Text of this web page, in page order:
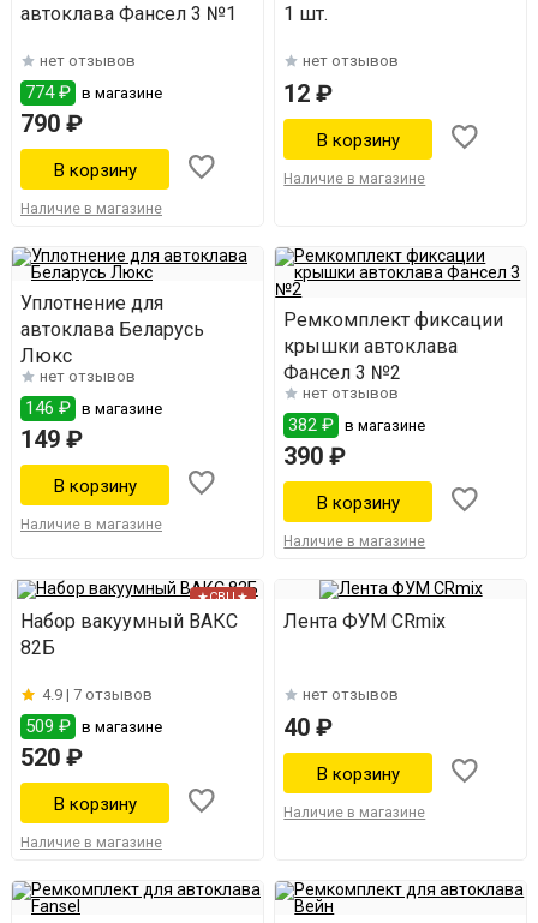
автоклава Фансел 3 №1
нет отзывов
774 ₽ в магазине
790 ₽
Наличие в магазине
1 шт.
нет отзывов
12 ₽
Наличие в магазине
Уплотнение для
автоклава Беларусь
Люкс
нет отзывов
146 ₽ в магазине
149 ₽
Наличие в магазине
Ремкомплект фиксации
крышки автоклава
Фансел 3 №2
нет отзывов
382 ₽ в магазине
390 ₽
Наличие в магазине
★СВЦ★
Набор вакуумный ВАКС
82Б
4.9 | 7 отзывов
509 ₽ в магазине
520 ₽
Наличие в магазине
Лента ФУМ CRmix
нет отзывов
40 ₽
Наличие в магазине